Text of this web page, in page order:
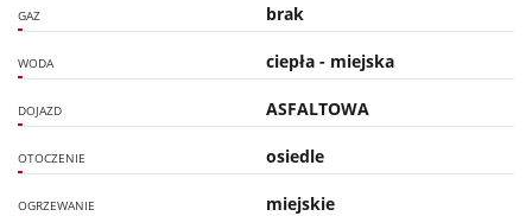
GAZ brak
WODA ciepła - miejska
DOJAZD ASFALTOWA
OTOCZENIE osiedle
OGRZEWANIE miejskie